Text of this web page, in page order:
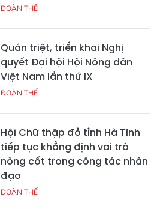
ĐOÀN THỂ
Quán triệt, triển khai Nghị
quyết Đại hội Hội Nông dân
Việt Nam lần thứ IX
ĐOÀN THỂ
Hội Chữ thập đỏ tỉnh Hà Tĩnh
tiếp tục khẳng định vai trò
nòng cốt trong công tác nhân
đạo
ĐOÀN THỂ